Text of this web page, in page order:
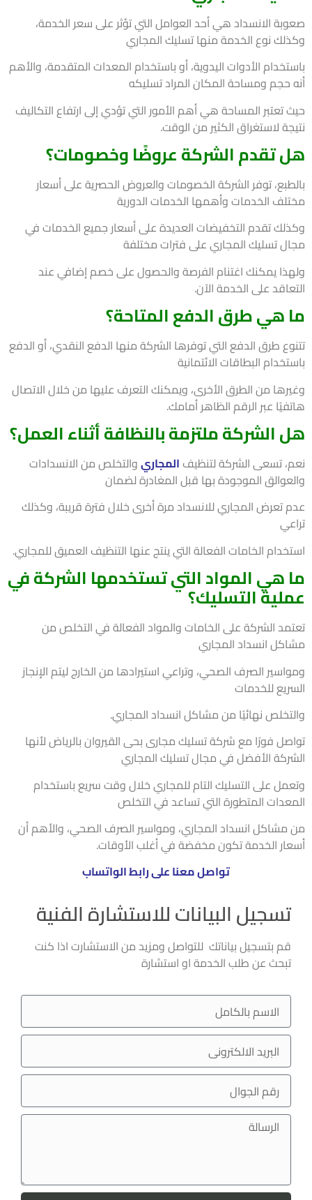
الانسداد هي أحد العوامل التي تؤثر على سعر الخدمة،
نوع الخدمة منها تسليك المجاري
الأدوات اليدوية، أو باستخدام المعدات المتقدمة، والأهم
حجم ومساحة المكان المراد تسليكه
تعتبر المساحة هي أهم الأمور التي تؤدي إلى ارتفاع التكاليف
لاستغراق الكثير من الوقت.
تقدم الشركة عروضًا وخصومات؟
توفر الشركة الخصومات والعروض الحصرية على أسعار
الخدمات وأهمها الخدمات الدورية
تقدم التخفيضات العديدة على أسعار جميع الخدمات في
تسليك المجاري على فترات مختلفة
يمكنك اغتنام الفرصة والحصول على خصم إضافي عند
على الخدمة الآن.
هي طرق الدفع المتاحة؟
طرق الدفع التي توفرها الشركة منها الدفع النقدي، أو الدفع
البطاقات الائتمانية
من الطرق الأخرى، ويمكنك التعرف عليها من خلال الاتصال
عبر الرقم الظاهر أمامك.
الشركة ملتزمة بالنظافة أثناء العمل؟
تسعى الشركة لتنظيفالمجاريوالتخلص من الانسدادات
الموجودة بها قبل المغادرة لضمان
تعرض المجاري للانسداد مرة أخرى خلال فترة قريبة، وكذلك
الخامات الفعالة التي ينتج عنها التنظيف العميق للمجاري.
هي المواد التي تستخدمها الشركة في
التسليك؟
الشركة على الخامات والمواد الفعالة في التخلص من
انسداد المجاري
الصرف الصحي، وتراعي استيرادها من الخارج ليتم الإنجاز
للخدمات
نهائيًا من مشاكل انسداد المجاري.
فورًا مع شركة تسليك مجارى بحى القيروان بالرياض لأنها
الأفضل في مجال تسليك المجاري
على التسليك التام للمجاري خلال وقت سريع باستخدام
المتطورة التي تساعد في التخلص
انسداد المجاري، ومواسير الصرف الصحي، والأهم أن
الخدمة تكون مخفضة في أغلب الأوقات.
تواصل معنا على رابط الواتساب
تسجيل البيانات للاستشارة الفنية
قم بتسجيل بياناتك للتواصل ومزيد من الاستشارت اذا كنت
تبحث عن طلب الخدمة او استشارة